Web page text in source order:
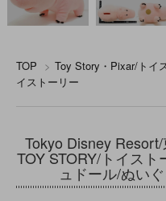
TOP > Toy Story・Pixar/トイ
イストーリー
Tokyo Disney
TOY STORY/トイス
ュドール/ぬい